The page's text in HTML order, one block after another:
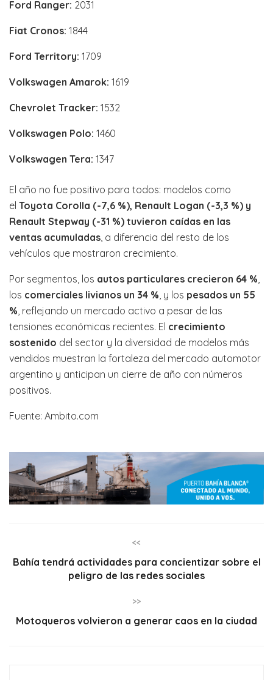
Ford Ranger: 2031
Fiat Cronos: 1844
Ford Territory: 1709
Volkswagen Amarok: 1619
Chevrolet Tracker: 1532
Volkswagen Polo: 1460
Volkswagen Tera: 1347
El año no fue positivo para todos: modelos como
el Toyota Corolla (-7,6 %), Renault Logan (-3,3 %) y
Renault Stepway (-31 %) tuvieron caídas en las
ventas acumuladas, a diferencia del resto de los
vehículos que mostraron crecimiento.
Por segmentos, los autos particulares crecieron 64 %,
los comerciales livianos un 34 %, y los pesados un 55
%, reflejando un mercado activo a pesar de las
tensiones económicas recientes. El crecimiento
sostenido del sector y la diversidad de modelos más
vendidos muestran la fortaleza del mercado automotor
argentino y anticipan un cierre de año con números
positivos.
Fuente: Ambito.com
<<
Bahía tendrá actividades para concientizar sobre el
peligro de las redes sociales
>>
Motoqueros volvieron a generar caos en la ciudad